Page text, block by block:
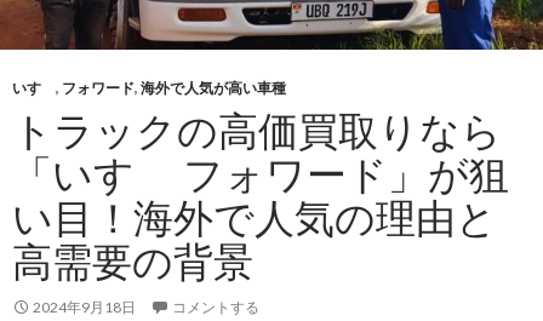
ギ
ガ」
買
取
り
強
化
中！
高
価
いすゞ , フォワード, 海外で人気が高い車種
トラックの高価買取りなら
「いすゞ フォワード」が狙
い目！海外で人気の理由と
高需要の背景
2024年9月18日 コメントする